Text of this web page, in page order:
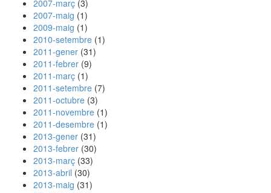
2007-març (3)
2007-maig (1)
2009-maig (1)
2010-setembre (1)
2011-gener (31)
2011-febrer (9)
2011-març (1)
2011-setembre (7)
2011-octubre (3)
2011-novembre (1)
2011-desembre (1)
2013-gener (31)
2013-febrer (30)
2013-març (33)
2013-abril (30)
2013-maig (31)